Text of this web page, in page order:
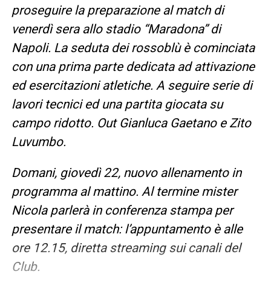
proseguire la preparazione al match di
venerdì sera allo stadio “Maradona” di
Napoli. La seduta dei rossoblù è cominciata
con una prima parte dedicata ad attivazione
ed esercitazioni atletiche. A seguire serie di
lavori tecnici ed una partita giocata su
campo ridotto. Out Gianluca Gaetano e Zito
Luvumbo.
Domani, giovedì 22, nuovo allenamento in
programma al mattino. Al termine mister
Nicola parlerà in conferenza stampa per
presentare il match: l’appuntamento è alle
ore 12.15, diretta streaming sui canali del
Club.